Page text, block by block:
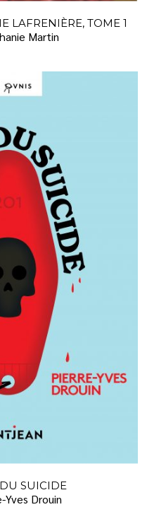
LAFRENIÈRE, TOME 1
Martin
SUICIDE
Yves Drouin